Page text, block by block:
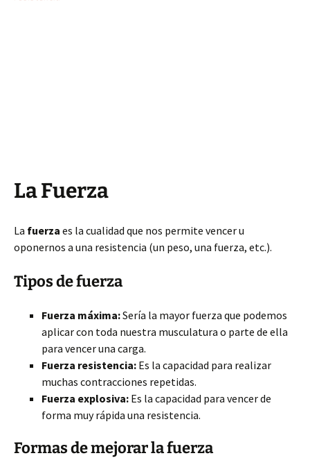
La Fuerza
La fuerza es la cualidad que nos permite vencer u
oponernos a una resistencia (un peso, una fuerza, etc.).
Tipos de fuerza
Fuerza máxima:Sería la mayor fuerza que podemos
aplicar con toda nuestra musculatura o parte de ella
para vencer una carga.
Fuerza resistencia: Es la capacidad para realizar
muchas contracciones repetidas.
Fuerza explosiva: Es la capacidad para vencer de
forma muy rápida una resistencia.
Formas de mejorar la fuerza